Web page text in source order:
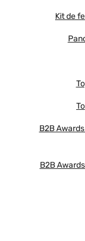
Kit de
B2B
B2B